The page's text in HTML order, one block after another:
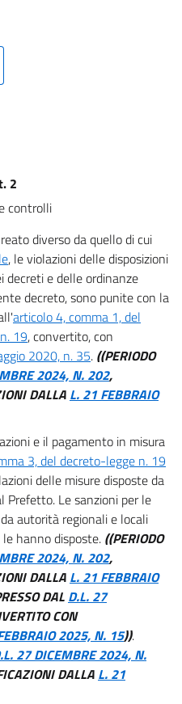
2
controlli
diverso da quello di cui
, le violazioni delle disposizioni
decreti e delle ordinanze
decreto, sono punite con la
articolo 4, comma 1, del
19, convertito, con
2020, n. 35. ((PERIODO
2024, N. 202,
DALLA L. 21 FEBBRAIO
e il pagamento in misura
3, del decreto-legge n. 19
delle misure disposte da
Le sanzioni per le
autorità regionali e locali
hanno disposte. ((PERIODO
2024, N. 202,
DALLA L. 21 FEBBRAIO
DAL D.L. 27
CON
2025, N. 15)).
27 DICEMBRE 2024, N.
DALLA L. 21